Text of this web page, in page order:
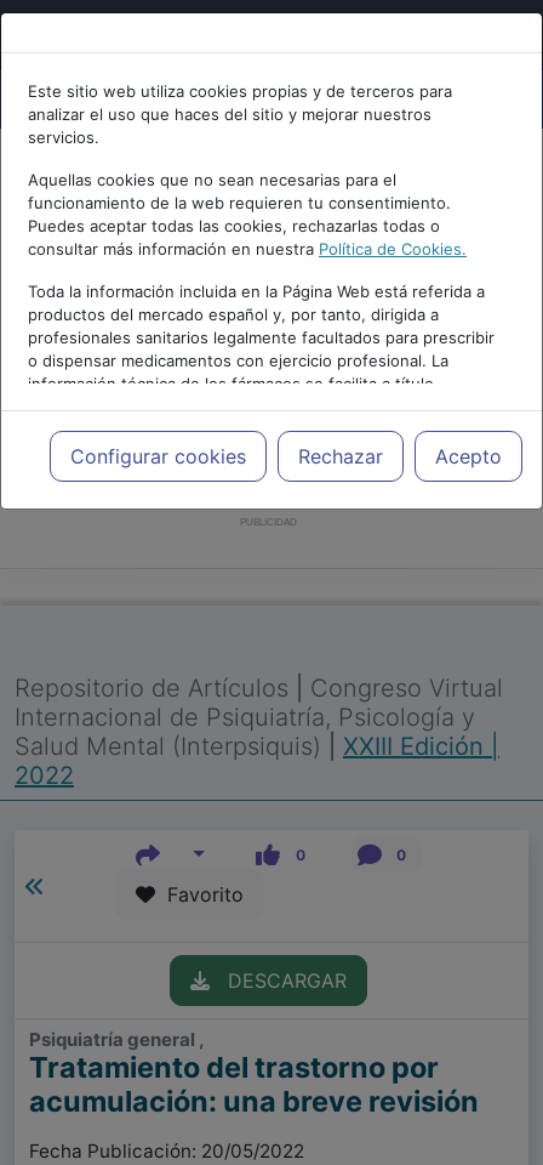
Este sitio web utiliza cookies propias y de terceros para
analizar el uso que haces del sitio y mejorar nuestros
servicios.
Aquellas cookies que no sean necesarias para el
funcionamiento de la web requieren tu consentimiento.
Puedes aceptar todas las cookies, rechazarlas todas o
consultar más información en nuestra Política de Cookies.
Toda la información incluida en la Página Web está referida a
productos del mercado español y, por tanto, dirigida a
profesionales sanitarios legalmente facultados para prescribir
o dispensar medicamentos con ejercicio profesional. La
información técnica de los fármacos se facilita a título
meramente informativo, siendo responsabilidad de los
profesionales facultados prescribir medicamentos y decidir, en
cada caso concreto, el tratamiento más adecuado a las
necesidades del paciente.
Configurar cookies Rechazar Acepto
PUBLICIDAD
Repositorio de Artículos
Congreso Virtual
Internacional de Psiquiatría, Psicología y
Salud Mental (Interpsiquis)
XXIII Edición |
2022
0 0
Favorito
DESCARGAR
Psiquiatría general ,
Tratamiento del trastorno por
acumulación: una breve revisión
Fecha Publicación: 20/05/2022